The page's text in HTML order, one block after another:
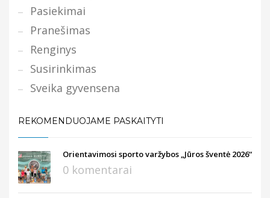
Pasiekimai
Pranešimas
Renginys
Susirinkimas
Sveika gyvensena
REKOMENDUOJAME PASKAITYTI
Orientavimosi sporto varžybos „Jūros šventė 2026“
0 komentarai